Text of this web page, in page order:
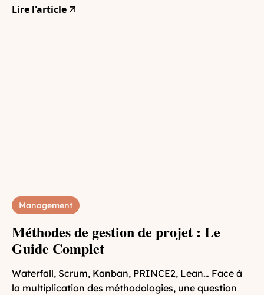
Lire l'article
Management
Méthodes de gestion de projet : Le
Guide Complet
Waterfall, Scrum, Kanban, PRINCE2, Lean… Face à
la multiplication des méthodologies, une question